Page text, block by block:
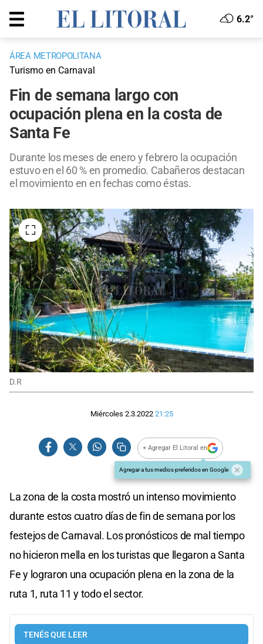
6.2°
ÁREA METROPOLITANA
Turismo en Carnaval
Fin de semana largo con
ocupación plena en la costa de
Santa Fe
Durante los meses de enero y febrero la ocupación
estuvo en el 60 % en promedio. Cabañeros destacan
el movimiento en en fechas como éstas.
D.R
Miércoles 2.3.2022 21:25
+ Agregar El Litoral en
Agregar a tus medios preferidos en Google
La zona de la costa mostró un intenso movimiento
durante estos cuatro días de fin de semana por los
festejos de Carnaval. Los pronósticos de mal tiempo
no hicieron mella en los turistas que llegaron a Santa
Fe y lograron una ocupación plena en la zona de la
ruta 1, ruta 11 y todo el sector.
TENÉS QUE LEER